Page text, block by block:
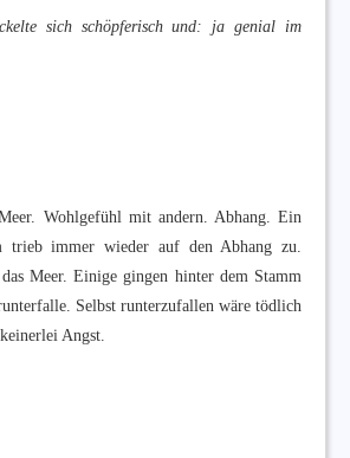
sich schöpferisch und: ja genial im
Wohlgefühl mit andern. Abhang. Ein
trieb immer wieder auf den Abhang zu.
Meer. Einige gingen hinter dem Stamm
Selbst runterzufallen wäre tödlich
Angst.